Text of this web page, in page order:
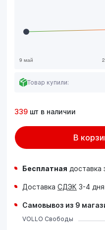
Товар купили:
339 шт в наличии
В
Бесплатная доставка
Доставка СДЭК 3-4 дня
Самовывоз из 9
VOLLO Свободы